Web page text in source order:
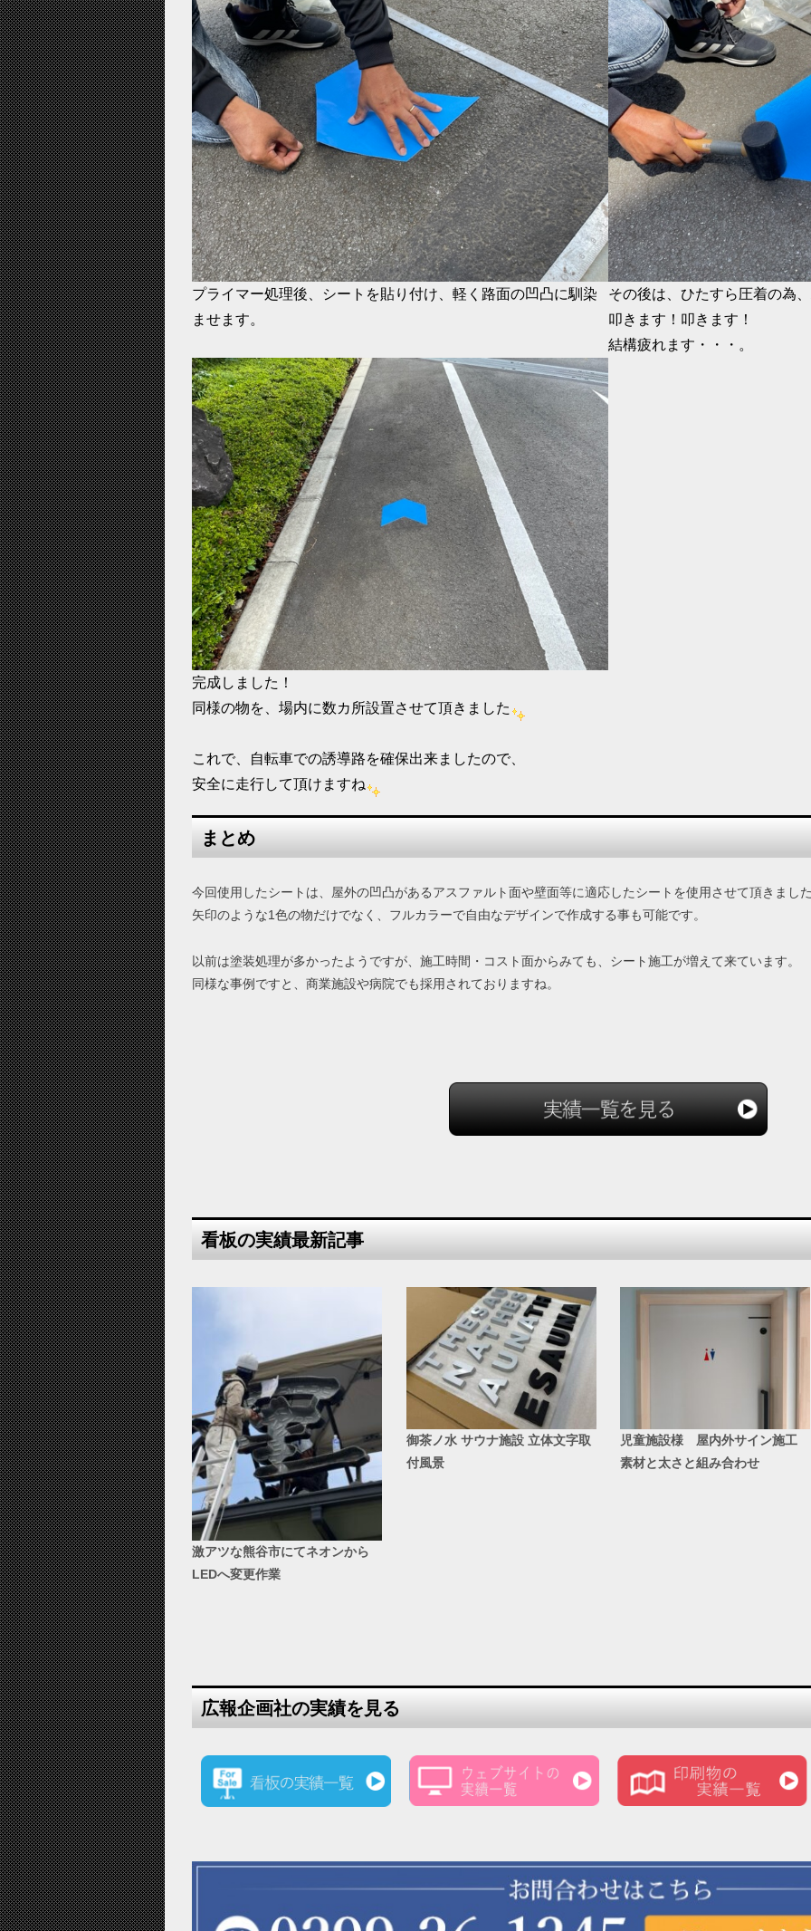
プライマー処理後、シートを貼り付け、軽く路面の凹凸に馴染
ませます。
その後は、ひたすら圧着の為
叩きます！叩きます！
結構疲れます・・・。
完成しました！
同様の物を、場内に数カ所設置させて頂きました
これで、自転車での誘導路を確保出来ましたので、
安全に走行して頂けますね
まとめ
今回使用したシートは、屋外の凹凸があるアスファルト面や壁面等に適応したシートを使用させて頂きまし
矢印のような1色の物だけでなく、フルカラーで自由なデザインで作成する事も可能です。
以前は塗装処理が多かったようですが、施工時間・コスト面からみても、シート施工が増えて来ています。
同様な事例ですと、商業施設や病院でも採用されておりますね。
看板の実績最新記事
激アツな熊谷市にてネオンから
LEDへ変更作業
御茶ノ水 サウナ施設 立体文字取
付風景
児童施設様 屋内外サイン施工
素材と太さと組み合わせ
広報企画社の実績を見る